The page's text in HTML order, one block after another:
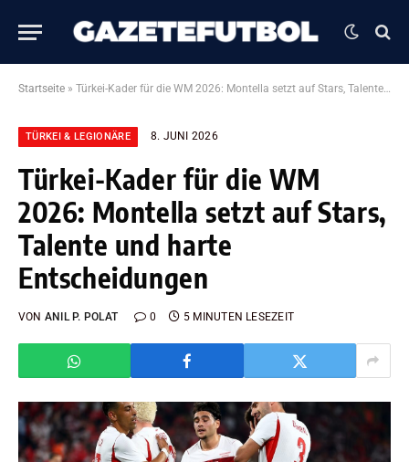
Startseite » Türkei-Kader für die WM 2026: Montella setzt auf Stars, Talente und harte Entscheidungen
TÜRKEI & LEGIONÄRE 8. JUNI 2026
Türkei-Kader für die WM
2026: Montella setzt auf Stars,
Talente und harte
Entscheidungen
VON ANIL P. POLAT 0 5 MINUTEN LESEZEIT